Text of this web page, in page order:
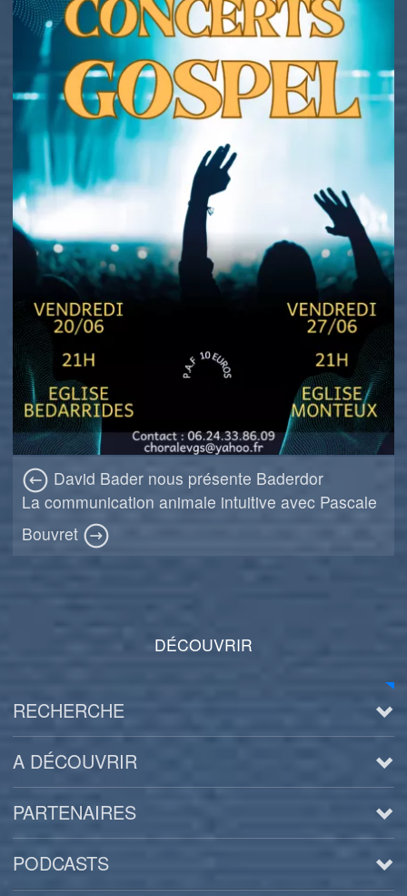
David Bader nous présente Baderdor
La communication animale intuitive avec Pascale
Bouvret
DÉCOUVRIR
RECHERCHE
A DÉCOUVRIR
PARTENAIRES
PODCASTS